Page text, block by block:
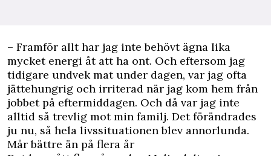
– Framför allt har jag inte behövt ägna lika
mycket energi åt att ha ont. Och eftersom jag
tidigare undvek mat under dagen, var jag ofta
jättehungrig och irriterad när jag kom hem från
jobbet på eftermiddagen. Och då var jag inte
alltid så trevlig mot min familj. Det förändrades
ju nu, så hela livssituationen blev annorlunda.
Mår bättre än på flera år